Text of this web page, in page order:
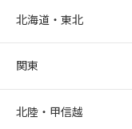
北海道・東北
関東
北陸・甲信越